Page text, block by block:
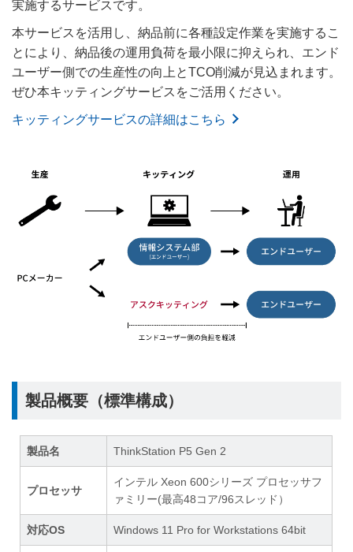
実施するサービスです。
本サービスを活用し、納品前に各種設定作業を実施するこ
とにより、納品後の運用負荷を最小限に抑えられ、エンド
ユーザー側での生産性の向上とTCO削減が見込まれます。
ぜひ本キッティングサービスをご活用ください。
キッティングサービスの詳細はこちら
製品概要（標準構成）
製品名 ThinkStation P5 Gen 2
プロセッサ
インテル Xeon 600シリーズ プロセッサフ
ァミリー(最高48コア/96スレッド）
対応OS Windows 11 Pro for Workstations 64bit